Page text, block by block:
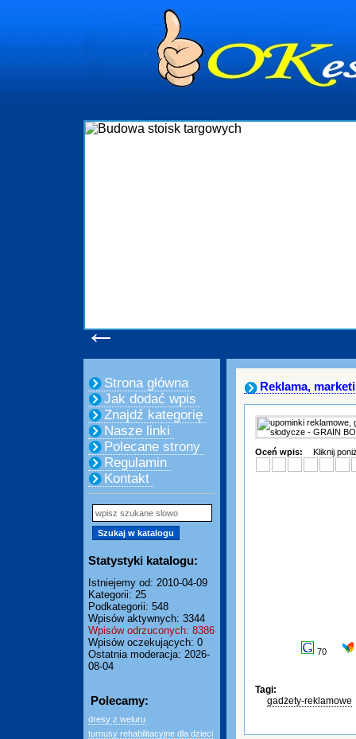
←
Strona główna
Jak dodać wpis
Znajdź kategorię
Nasze linki
Polecane strony
Regulamin
Kontakt
Statystyki katalogu:
Istniejemy od: 2010-04-09
Kategorii: 25
Podkategorii: 548
Wpisów aktywnych: 3344
Wpisów odrzuconych: 8386
Wpisów oczekujących: 0
Ostatnia moderacja: 2026-
08-04
Polecamy:
dresy z weluru
turnusy rehabilitacyjne dla dzieci
Reklama,
Oceń wpis: Kliknij
70
Tagi:
gadżety-reklamowe